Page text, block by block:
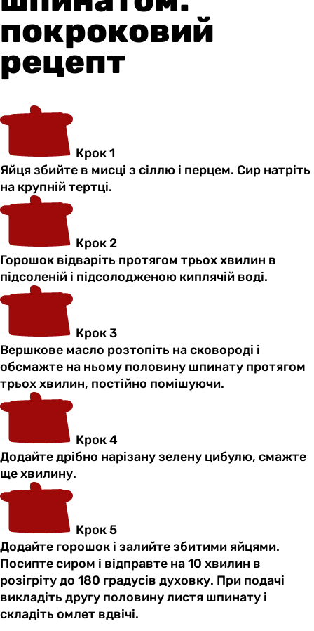
покроковий
рецепт
Крок 1
Яйця збийте в мисці з сіллю і перцем. Сир натріть
на крупній тертці.
Крок 2
Горошок відваріть протягом трьох хвилин в
підсоленій і підсолодженою киплячій воді.
Крок 3
Вершкове масло розтопіть на сковороді і
обсмажте на ньому половину шпинату протягом
трьох хвилин, постійно помішуючи.
Крок 4
Додайте дрібно нарізану зелену цибулю, смажте
ще хвилину.
Крок 5
Додайте горошок і залийте збитими яйцями.
Посипте сиром і відправте на 10 хвилин в
розігріту до 180 градусів духовку. При подачі
викладіть другу половину листя шпинату і
складіть омлет вдвічі.